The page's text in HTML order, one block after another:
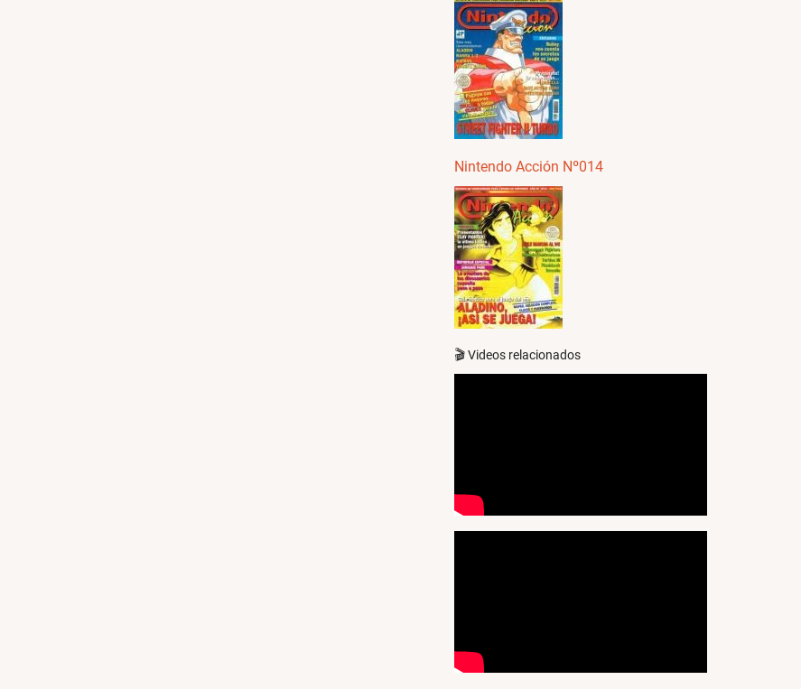
Nintendo Acción Nº014
🎬 Videos relacionados